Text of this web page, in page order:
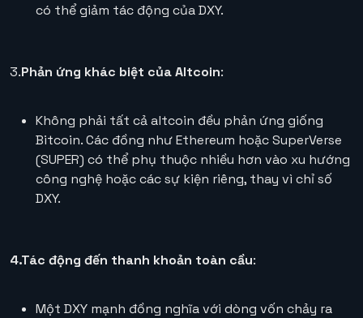
có thể giảm tác động của DXY.
3.Phản ứng khác biệt của Altcoin:
Không phải tất cả altcoin đều phản ứng giống
Bitcoin. Các đồng như Ethereum hoặc SuperVerse
(SUPER) có thể phụ thuộc nhiều hơn vào xu hướng
công nghệ hoặc các sự kiện riêng, thay vì chỉ số
DXY.
4.Tác động đến thanh khoản toàn cầu:
Một DXY mạnh đồng nghĩa với dòng vốn chảy ra